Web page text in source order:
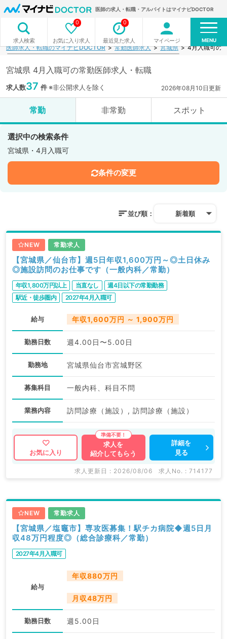
医師の求人・転職・アルバイトはマイナビDOCTOR
求人検索 お気に入り求人
0
最近見た求人
0
マイページ MENU
医師求人・転職のマイナビDOCTOR 常勤医師求人 宮城県 4月入職可の
宮城県 4月入職可の常勤医師求人・転職
求人数37 件※非公開求人を除く 2026年08月10日更新
常勤 非常勤 スポット
選択中の検索条件
宮城県・4月入職可
条件の変更
並び順： 新着順
NEW 常勤求人
【宮城県／仙台市】週5日年収1,600万円～◎土日休み
◎施設訪問のお仕事です（一般内科／常勤）
年収1,800万円以上 当直なし
週4日以下の常勤勤務
駅近・徒歩圏内
2027年4月入職可
給与 年収1,600万円 ～ 1,900万円
勤務日数 週4.00日〜5.00日
勤務地 宮城県仙台市宮城野区
募集科目 一般内科、科目不問
業務内容 訪問診療（施設）, 訪問診療（施設）
お気に入り
求人を
紹介してもらう
詳細を
見る
求人更新日 : 2026/08/06 求人No. : 714177
NEW 常勤求人
【宮城県／塩竈市】専攻医募集！駅チカ病院◆週5日月
収48万円程度◎（総合診療科／常勤）
2027年4月入職可
給与
年収880万円
月収48万円
勤務日数 週5.00日